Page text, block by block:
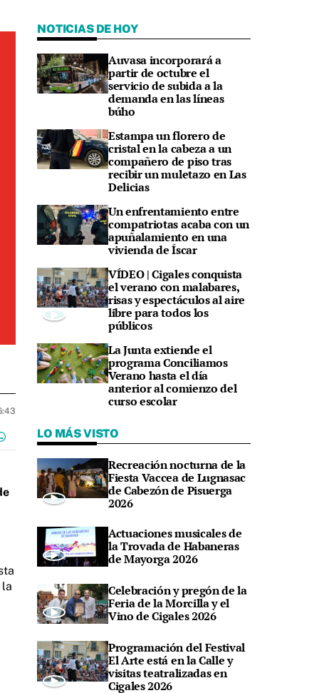
NOTICIAS DE HOY
Auvasa incorporará a
partir de octubre el
servicio de subida a la
demanda en las líneas
búho
Estampa un florero de
cristal en la cabeza a un
compañero de piso tras
recibir un muletazo en Las
Delicias
Un enfrentamiento entre
compatriotas acaba con un
apuñalamiento en una
vivienda de Íscar
VÍDEO | Cigales conquista
el verano con malabares,
risas y espectáculos al aire
libre para todos los
públicos
La Junta extiende el
programa Conciliamos
Verano hasta el día
anterior al comienzo del
curso escolar
LO MÁS VISTO
Recreación nocturna de la
Fiesta Vaccea de Lugnasac
de Cabezón de Pisuerga
2026
Actuaciones musicales de
la Trovada de Habaneras
de Mayorga 2026
Celebración y pregón de la
Feria de la Morcilla y el
Vino de Cigales 2026
Programación del Festival
El Arte está en la Calle y
visitas teatralizadas en
Cigales 2026